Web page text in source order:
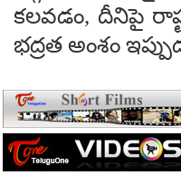
కలవడం, దీనిపై
భద్రత అంశం